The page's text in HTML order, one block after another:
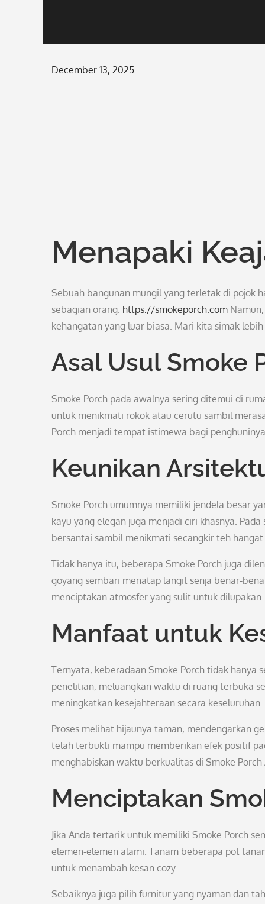
Posted
December 13, 2025
Menapaki
Sebuah bangunan mungil yang terletak di pojok
sebagian orang. https://smokeporch.com
kehangatan yang luar biasa. Mari kita simak
Asal Usul Smoke
Smoke Porch pada awalnya sering ditemui di
untuk menikmati rokok atau cerutu sambil
Porch menjadi tempat istimewa bagi
Keunikan
Smoke Porch umumnya memiliki jendela besar
kayu yang elegan juga menjadi ciri khasnya.
bersantai sambil menikmati secangkir teh hangat.
Tidak hanya itu, beberapa Smoke Porch juga
goyang sembari menatap langit senja benar-
menciptakan atmosfer yang sulit untuk dilupakan.
Manfaat untuk
Ternyata, keberadaan Smoke Porch tidak hanya
penelitian, meluangkan waktu di ruang terbuka
meningkatkan kesejahteraan secara keseluruhan.
Proses melihat hijaunya taman, mendengarkan
telah terbukti mampu memberikan efek positif
menghabiskan waktu berkualitas di Smoke Porch
Menciptakan
Jika Anda tertarik untuk memiliki Smoke Porch
elemen-elemen alami. Tanam beberapa pot
untuk menambah kesan cozy.
Sebaiknya juga pilih furnitur yang nyaman dan